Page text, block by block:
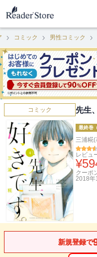
コミック 男性コミック
コミック 先生
最終巻
三浦糀
レビュ
¥
クーポ
2018年
新規登録で